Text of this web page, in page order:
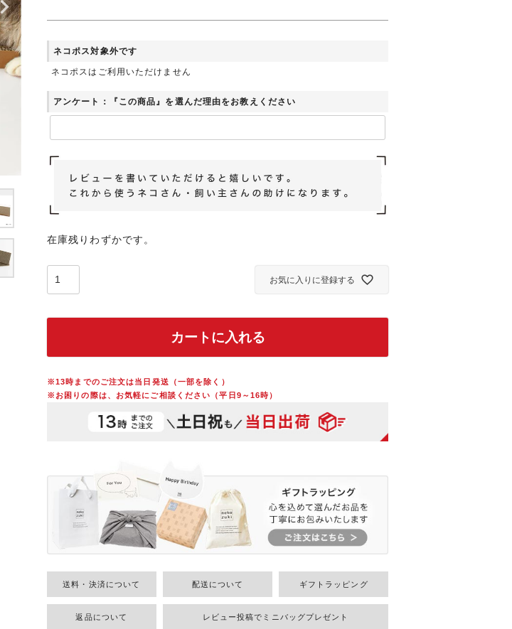
ネコポス対象外です
ネコポスはご利用いただけません
アンケート：『この商品』を選んだ理由をお教えください
在庫残りわずかです。
お気に入りに登録する
カートに入れる
※13時までのご注文は当日発送（一部を除く）
※お困りの際は、お気軽にご相談ください（平日9～16時）
送料・決済について 配送について ギフトラッピング
返品について レビュー投稿でミニバッグプレゼント